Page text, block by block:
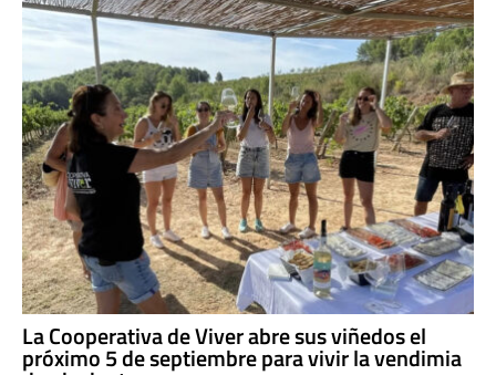
La Cooperativa de Viver abre sus viñedos el
próximo 5 de septiembre para vivir la vendimia